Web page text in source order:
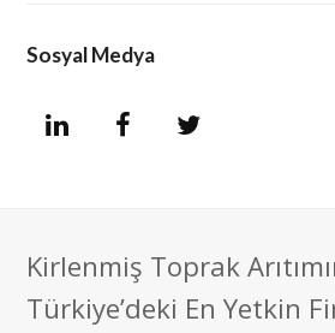
Sosyal Medya
L
k
e
t
Kirlenmiş Toprak
Türkiye’deki En Yetkin